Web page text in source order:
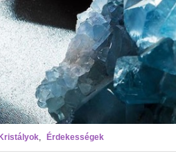
Kristályok, Érdekességek